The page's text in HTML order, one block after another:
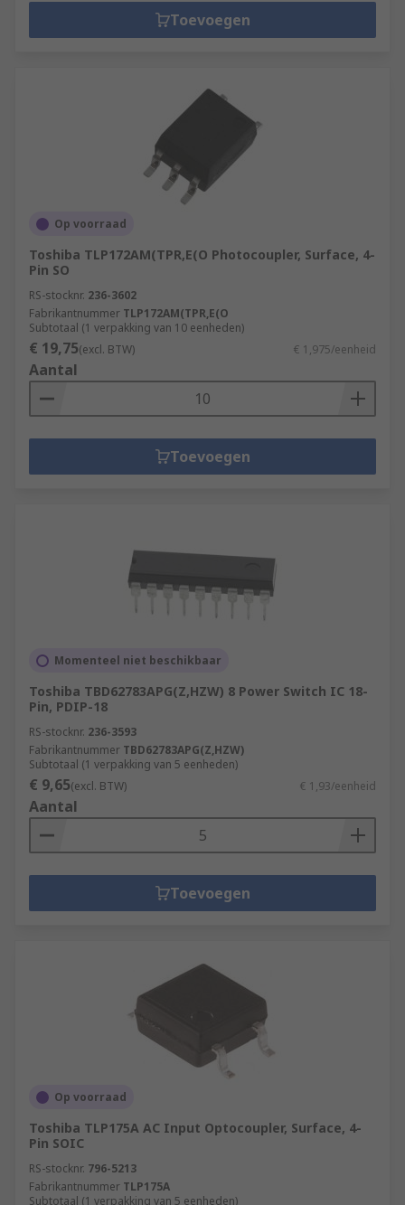
Toevoegen
Op voorraad
Toshiba TLP172AM(TPR,E(O Photocoupler, Surface, 4-
Pin SO
RS-stocknr. 236-3602
Fabrikantnummer TLP172AM(TPR,E(O
Subtotaal (1 verpakking van 10 eenheden)
€ 19,75(excl. BTW) € 1,975/eenheid
Aantal
Toevoegen
Momenteel niet beschikbaar
Toshiba TBD62783APG(Z,HZW) 8 Power Switch IC 18-
Pin, PDIP-18
RS-stocknr. 236-3593
Fabrikantnummer TBD62783APG(Z,HZW)
Subtotaal (1 verpakking van 5 eenheden)
€ 9,65(excl. BTW) € 1,93/eenheid
Aantal
Toevoegen
Op voorraad
Toshiba TLP175A AC Input Optocoupler, Surface, 4-
Pin SOIC
RS-stocknr. 796-5213
Fabrikantnummer TLP175A
Subtotaal (1 verpakking van 5 eenheden)